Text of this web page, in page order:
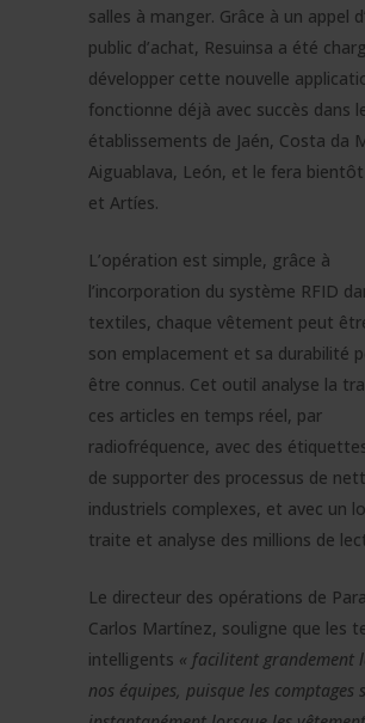
salles à manger. Grâce à un appel
public d’achat, Resuinsa a été
développer cette nouvelle
fonctionne déjà avec succès dans
établissements de Jaén, Costa da
Aiguablava, León, et le fera bientôt
et Artíes.
L’opération est simple, grâce à
l’incorporation du système RFID
textiles, chaque vêtement peut
son emplacement et sa durabilité
être connus. Cet outil analyse la
ces articles en temps réel, par
radiofréquence, avec des
de supporter des processus de
industriels complexes, et avec un
traite et analyse des millions de
Le directeur des opérations de
Carlos Martínez, souligne que les
intelligents « facilitent grandement
nos équipes, puisque les comptages